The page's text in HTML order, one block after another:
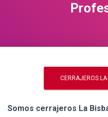
CERRAJEROS
Somos cerrajeros La